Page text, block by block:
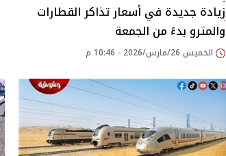
زيادة جديدة في أسعار تذاكر القطارات
والمترو بدءً من الجمعة
الخميس 26/مارس/2026 - 10:46 م